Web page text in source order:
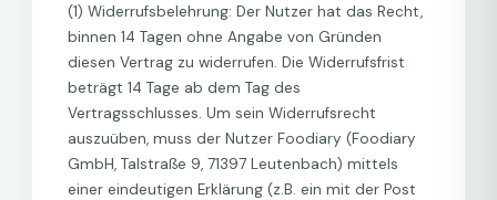
(1) Widerrufsbelehrung: Der Nutzer hat das Recht,
binnen 14 Tagen ohne Angabe von Gründen
diesen Vertrag zu widerrufen. Die Widerrufsfrist
beträgt 14 Tage ab dem Tag des
Vertragsschlusses. Um sein Widerrufsrecht
auszuüben, muss der Nutzer Foodiary (Foodiary
GmbH, Talstraße 9, 71397 Leutenbach) mittels
einer eindeutigen Erklärung (z.B. ein mit der Post